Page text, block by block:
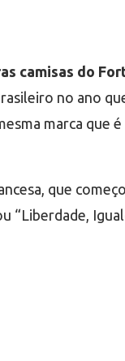
camisas do
no ano
marca que
que